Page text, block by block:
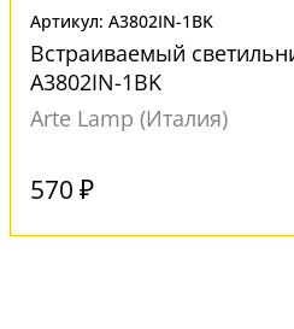
Артикул: A3802IN-1BK
Встраиваемый
A3802IN-1BK
Arte Lamp (Италия)
570 ₽